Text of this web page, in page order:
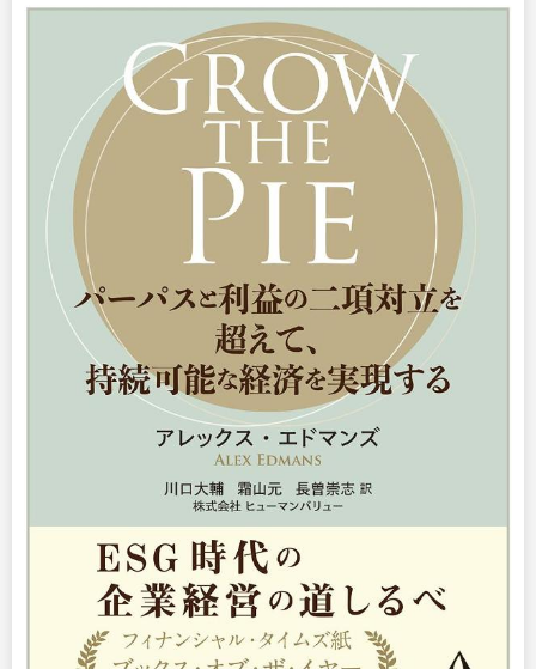
ミッション・バリュー
会社からのお知らせ
プライバシーポリシー
採用について
リーダーシップ
出版
プラクティショナー養成
リサーチ
イベント・セミナー
イベント・セミナー
リサーチ
その他
CONTACT